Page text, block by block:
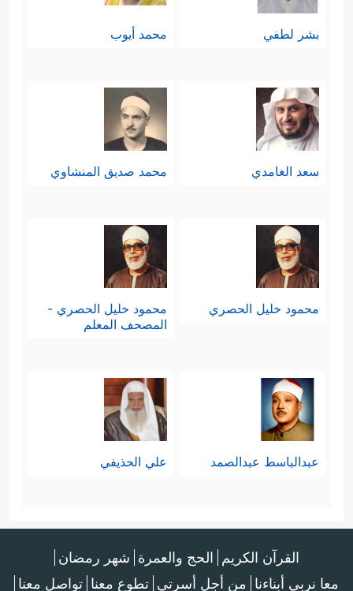
بشر لطفي محمد أيوب
سعد الغامدي محمد صديق المنشاوي
محمود خليل الحصري
محمود خليل الحصري -
المصحف المعلم
عبدالباسط عبدالصمد علي الحذيفي
القرآن الكريم الحج والعمرة شهر رمضان
معا نربي أبناءنا من أجل أسرتي تطوع معنا تواصل معنا